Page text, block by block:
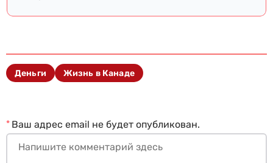
Деньги Жизнь в Канаде
Ваш адрес email не будет опубликован.
*